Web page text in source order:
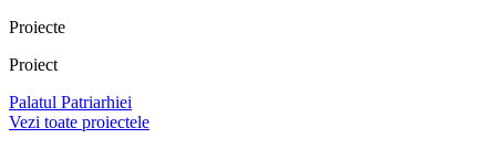
Proiecte
Proiect
Palatul Patriarhiei
Vezi toate proiectele